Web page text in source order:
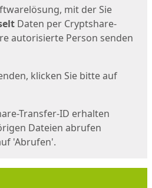
mit der Sie
Daten per Cryptshare-
autorisierte Person senden
klicken Sie bitte auf
Transfer-ID erhalten
Dateien abrufen
'Abrufen'.